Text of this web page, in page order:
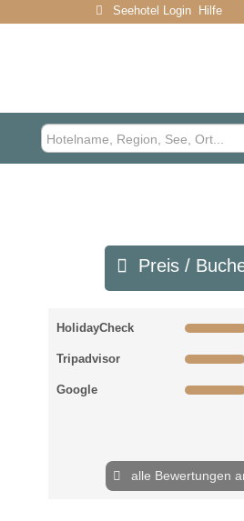
Seehotel Login Hilfe
Preis /
HolidayCheck
Tripadvisor
Google
alle Bewertungen